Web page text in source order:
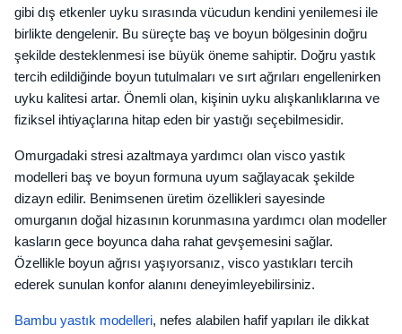
gibi dış etkenler uyku sırasında vücudun kendini yenilemesi ile
birlikte dengelenir. Bu süreçte baş ve boyun bölgesinin doğru
şekilde desteklenmesi ise büyük öneme sahiptir. Doğru yastık
tercih edildiğinde boyun tutulmaları ve sırt ağrıları engellenirken
uyku kalitesi artar. Önemli olan, kişinin uyku alışkanlıklarına ve
fiziksel ihtiyaçlarına hitap eden bir yastığı seçebilmesidir.
Omurgadaki stresi azaltmaya yardımcı olan visco yastık
modelleri baş ve boyun formuna uyum sağlayacak şekilde
dizayn edilir. Benimsenen üretim özellikleri sayesinde
omurganın doğal hizasının korunmasına yardımcı olan modeller
kasların gece boyunca daha rahat gevşemesini sağlar.
Özellikle boyun ağrısı yaşıyorsanız, visco yastıkları tercih
ederek sunulan konfor alanını deneyimleyebilirsiniz.
Bambu yastık modelleri, nefes alabilen hafif yapıları ile dikkat